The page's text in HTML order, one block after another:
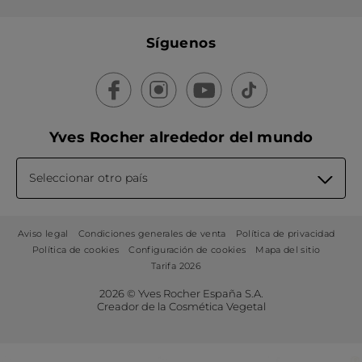
Síguenos
Yves Rocher alrededor del mundo
Seleccionar otro país
Aviso legal Condiciones generales de venta
Política de privacidad
Política de cookies
Configuración de cookies
Mapa del sitio
Tarifa 2026
2026 © Yves Rocher España S.A.
Creador de la Cosmética Vegetal